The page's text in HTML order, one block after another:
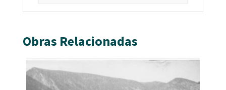
Obras Relacionadas